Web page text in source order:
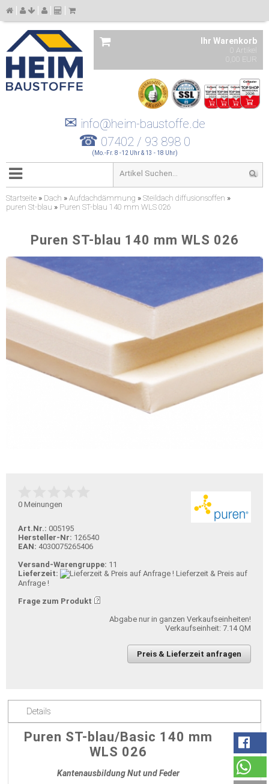
Ihr Warenkorb
0 Artikel
0,00 EUR
✉ info@heim-baustoffe.de
☎ 07402 / 93 898 0
(Mo.-Fr. 8 -12 Uhr & 13 - 18 Uhr)
Startseite » Dach » Aufdachdämmung » Steildach diffusionsoffen »
puren St-blau » Puren ST-blau 140 mm WLS 026
Puren ST-blau 140 mm WLS 026
0 Meinungen
Art.Nr.: 005195
Hersteller-Nr: 126540
EAN: 4030075265406
Versand-Warengruppe: 11
Lieferzeit:
Lieferzeit & Preis auf
Anfrage !
Frage zum Produkt
Abgabe nur in ganzen Verkaufseinheiten!
Verkaufseinheit: 7.14 QM
Preis & Lieferzeit anfragen
Details
Puren ST-blau/Basic 140 mm
WLS 026
Kantenausbildung Nut und Feder